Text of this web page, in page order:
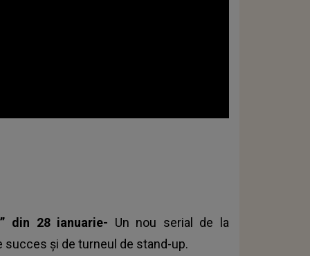
din 28 ianuarie- Un nou serial de la
succes şi de turneul de stand-up.